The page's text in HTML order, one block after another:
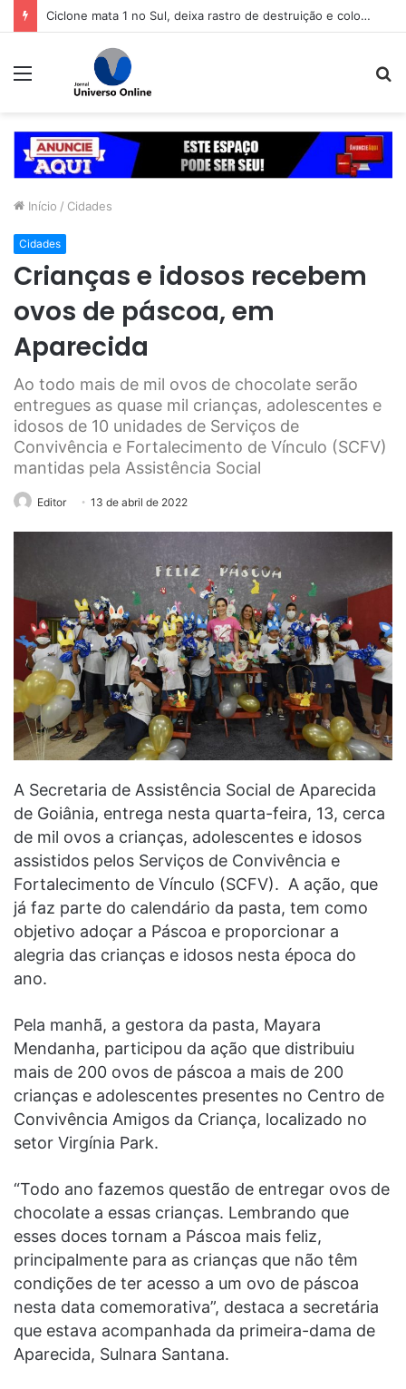
Ciclone mata 1 no Sul, deixa rastro de destruição e coloca 11 estados em alerta
Menu
Início / Cidades
Cidades
Crianças e idosos recebem
ovos de páscoa, em
Aparecida
Ao todo mais de mil ovos de chocolate serão
entregues as quase mil crianças, adolescentes e
idosos de 10 unidades de Serviços de
Convivência e Fortalecimento de Vínculo (SCFV)
mantidas pela Assistência Social
Editor 13 de abril de 2022
A Secretaria de Assistência Social de Aparecida
de Goiânia, entrega nesta quarta-feira, 13, cerca
de mil ovos a crianças, adolescentes e idosos
assistidos pelos Serviços de Convivência e
Fortalecimento de Vínculo (SCFV). A ação, que
já faz parte do calendário da pasta, tem como
objetivo adoçar a Páscoa e proporcionar a
alegria das crianças e idosos nesta época do
ano.
Pela manhã, a gestora da pasta, Mayara
Mendanha, participou da ação que distribuiu
mais de 200 ovos de páscoa a mais de 200
crianças e adolescentes presentes no Centro de
Convivência Amigos da Criança, localizado no
setor Virgínia Park.
“Todo ano fazemos questão de entregar ovos de
chocolate a essas crianças. Lembrando que
esses doces tornam a Páscoa mais feliz,
principalmente para as crianças que não têm
condições de ter acesso a um ovo de páscoa
nesta data comemorativa”, destaca a secretária
que estava acompanhada da primeira-dama de
Aparecida, Sulnara Santana.